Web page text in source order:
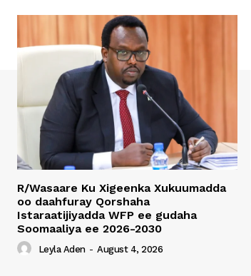
R/Wasaare Ku Xigeenka Xukuumadda
oo daahfuray Qorshaha
Istaraatijiyadda WFP ee gudaha
Soomaaliya ee 2026-2030
Leyla Aden - August 4, 2026